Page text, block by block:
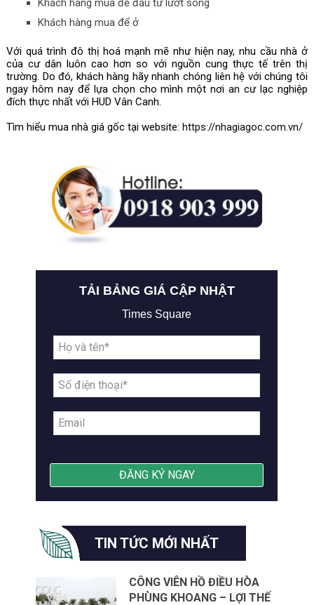
Khách hàng mua để đầu tư lướt sóng
Khách hàng mua để ở
Với quá trình đô thị hoá mạnh mẽ như hiện nay, nhu cầu nhà ở
của cư dân luôn cao hơn so với nguồn cung thực tế trên thị
trường. Do đó, khách hàng hãy nhanh chóng liên hệ với chúng tôi
ngay hôm nay để lựa chọn cho mình một nơi an cư lạc nghiệp
đích thực nhất với HUD Vân Canh.
Tìm hiểu mua nhà giá gốc tại website: https://nhagiagoc.com.vn/
TẢI BẢNG GIÁ CẬP NHẬT
Times Square
TIN TỨC MỚI NHẤT
CÔNG VIÊN HỒ ĐIỀU HÒA
PHÙNG KHOANG – LỢI THẾ